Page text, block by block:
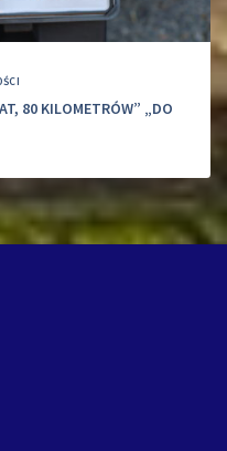
80 KILOMETRÓW” „DO